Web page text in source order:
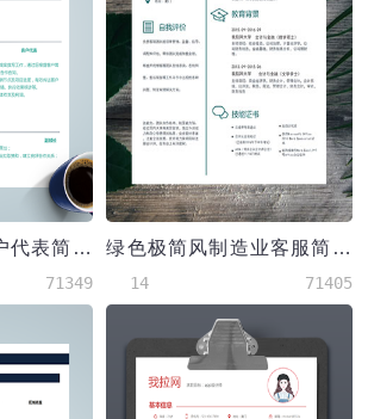
湖蓝色极简风客户代表简历模板
71349
绿色极简风制造业客服简历模板
14 71405